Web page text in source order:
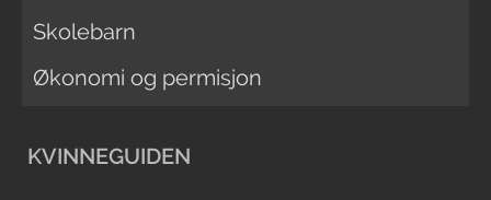
Skolebarn
Økonomi og permisjon
KVINNEGUIDEN